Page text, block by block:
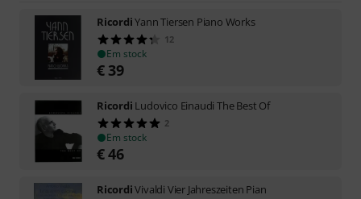
RicordiYann Tiersen Piano Works
12
Em stock
€ 39
Ricordi Ludovico Einaudi The Best Of
2
Em stock
€46
RicordiVivaldi Vier Jahreszeiten Pian